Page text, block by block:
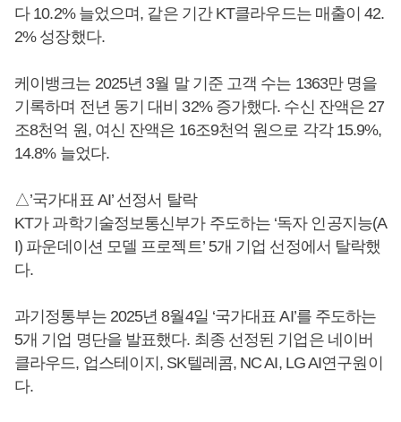
다 10.2% 늘었으며, 같은 기간 KT클라우드는 매출이 42.
2% 성장했다.
케이뱅크는 2025년 3월 말 기준 고객 수는 1363만 명을
기록하며 전년 동기 대비 32% 증가했다. 수신 잔액은 27
조8천억 원, 여신 잔액은 16조9천억 원으로 각각 15.9%,
14.8% 늘었다.
△’국가대표 AI’ 선정서 탈락
KT가 과학기술정보통신부가 주도하는 ‘독자 인공지능(A
I) 파운데이션 모델 프로젝트’ 5개 기업 선정에서 탈락했
다.
과기정통부는 2025년 8월4일 ‘국가대표 AI’를 주도하는
5개 기업 명단을 발표했다. 최종 선정된 기업은 네이버
클라우드, 업스테이지, SK텔레콤, NC AI, LG AI연구원이
다.